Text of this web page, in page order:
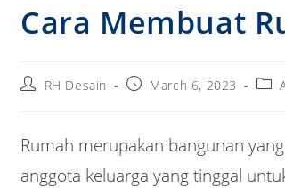
Cara Membuat
PostRH Desain
PostMarch 6, 2023
Post
Rumah merupakan bangunan
anggota keluarga yang tinggal